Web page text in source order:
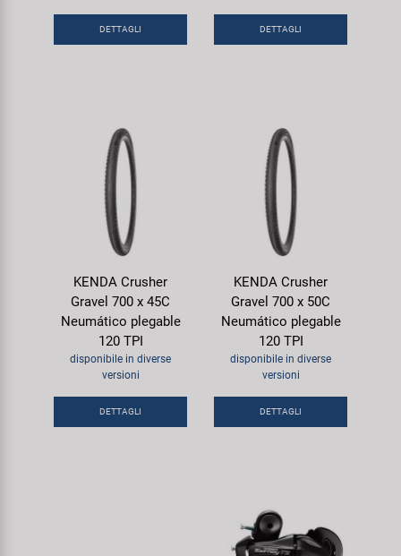
DETTAGLI DETTAGLI
KENDA Crusher
Gravel 700 x 45C
Neumático plegable
120 TPI
disponibile in diverse
versioni
DETTAGLI
KENDA Crusher
Gravel 700 x 50C
Neumático plegable
120 TPI
disponibile in diverse
versioni
DETTAGLI